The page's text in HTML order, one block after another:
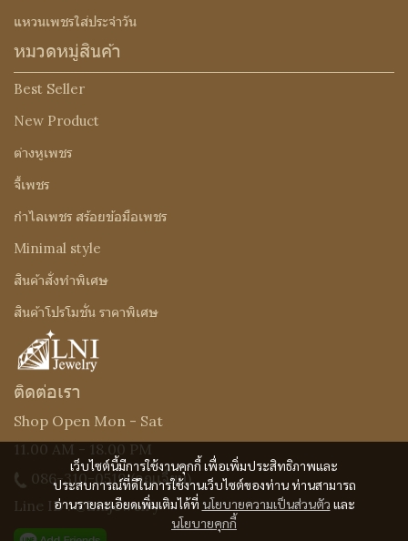
เว็บไซต์นี้มีการใช้งานคุกกี้ เพื่อเพิ่มประสิทธิภาพและ
ประสบการณ์ที่ดีในการใช้งานเว็บไซต์ของท่าน ท่านสามารถ
อ่านรายละเอียดเพิ่มเติมได้ที่ นโยบายความเป็นส่วนตัว และ
นโยบายคุกกี้
แหวนเพชรใส่ประจำวัน
หมวดหมู่สินค้า
Best Seller
New Product
ต่างหูเพชร
จี้เพชร
กำไลเพชร สร้อยข้อมือเพชร
Minimal style
สินค้าสั่งทำพิเศษ
สินค้าโปรโมชั่น ราคาพิเศษ
ติดต่อเรา
Shop Open Mon - Sat
11.00 AM - 18.00 PM
086-310-0519(คุณเจี๊ยบ)
Line ID : @Lnijewelry